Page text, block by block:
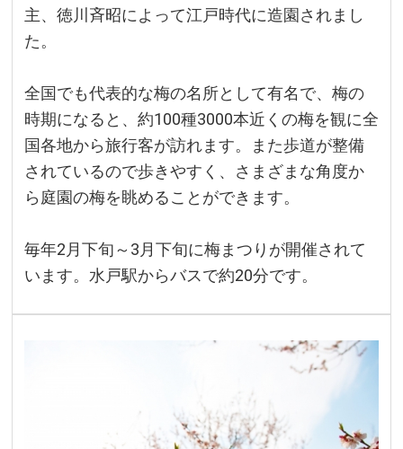
主、徳川斉昭によって江戸時代に造園されまし
た。
全国でも代表的な梅の名所として有名で、梅の
時期になると、約100種3000本近くの梅を観に全
国各地から旅行客が訪れます。また歩道が整備
されているので歩きやすく、さまざまな角度か
ら庭園の梅を眺めることができます。
毎年2月下旬～3月下旬に梅まつりが開催されて
います。水戸駅からバスで約20分です。